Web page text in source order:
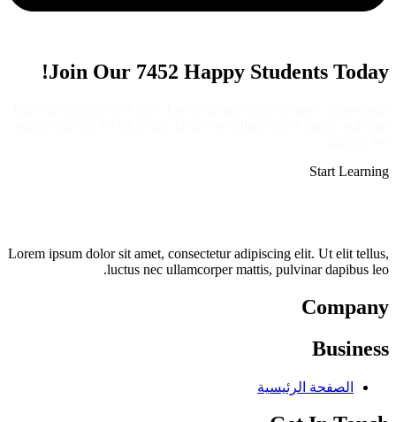
Join Our 7452 Happy Students​ Today!
Start Learning
Lorem ipsum dolor sit amet, consectetur adipiscing elit. Ut elit tellus,
luctus nec ullamcorper mattis, pulvinar dapibus leo.
Company
Business
الصفحة الرئيسية